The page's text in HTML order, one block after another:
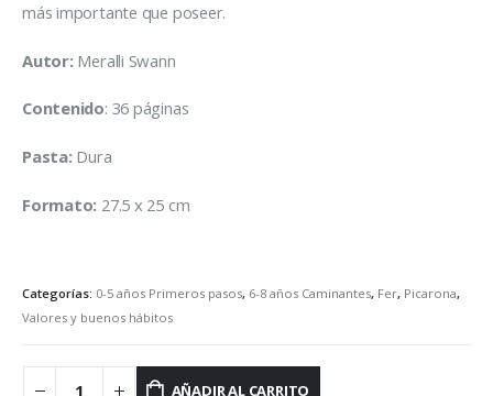
más importante que poseer.
Autor: Meralli Swann
Contenido: 36 páginas
Pasta: Dura
Formato: 27.5 x 25 cm
Categorías: 0-5 años Primeros pasos, 6-8 años Caminantes, Fer, Picarona,
Valores y buenos hábitos
AÑADIR AL CARRITO